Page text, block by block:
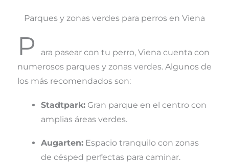
Parques y zonas verdes para perros en Viena
P
ara pasear con tu perro, Viena cuenta con
numerosos parques y zonas verdes. Algunos de
los más recomendados son:
Stadtpark: Gran parque en el centro con
amplias áreas verdes.
Augarten: Espacio tranquilo con zonas
de césped perfectas para caminar.